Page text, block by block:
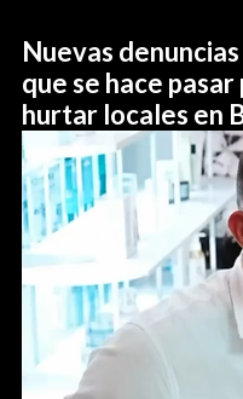
Nuevas
que se hace
hurtar locales en